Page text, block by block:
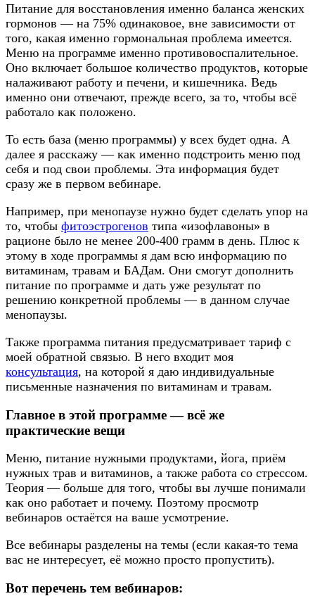
Питание для восстановления именно баланса женских
гормонов — на 75% одинаковое, вне зависимости от
того, какая именно гормональная проблема имеется.
Меню на программе именно противовоспалительное.
Оно включает большое количество продуктов, которые
налаживают работу и печени, и кишечника. Ведь
именно они отвечают, прежде всего, за то, чтобы всё
работало как положено.
То есть база (меню программы) у всех будет одна. А
далее я расскажу — как именно подстроить меню под
себя и под свои проблемы. Эта информация будет
сразу же в первом вебинаре.
Например, при менопаузе нужно будет сделать упор на
то, чтобы фитоэстрогенов типа «изофлавоны» в
рационе было не менее 200-400 грамм в день. Плюс к
этому в ходе программы я дам всю информацию по
витаминам, травам и БАДам. Они смогут дополнить
питание по программе и дать уже результат по
решению конкретной проблемы — в данном случае
менопаузы.
Также программа питания предусматривает тариф с
моей обратной связью. В него входит моя
консультация, на которой я даю индивидуальные
письменные назначения по витаминам и травам.
Главное в этой программе — всё же
практические вещи
Меню, питание нужными продуктами, йога, приём
нужных трав и витаминов, а также работа со стрессом.
Теория — больше для того, чтобы вы лучше понимали
как оно работает и почему. Поэтому просмотр
вебинаров остаётся на ваше усмотрение.
Все вебинары разделены на темы (если какая-то тема
вас не интересует, её можно просто пропустить).
Вот перечень тем вебинаров: